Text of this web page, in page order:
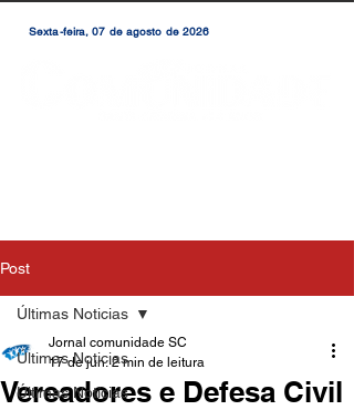
Sexta-feira, 07 de agosto de 2026
Post
Últimas Noticias
Últimas Notícias
Últimas Noticias
Vereadores e Defesa Civil
Jornal comunidade SC
17 de jun. 2 min de leitura